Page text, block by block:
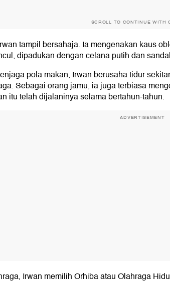
SCROLL TO CONTINUE WITH
tampil bersahaja. Ia mengenakan kaus
dipadukan dengan celana putih dan
pola makan, Irwan berusaha tidur
Sebagai orang jamu, ia juga terbiasa
itu telah dijalaninya selama bertahun-tahun.
ADVERTISEMENT
Irwan memilih Orhiba atau Olahraga